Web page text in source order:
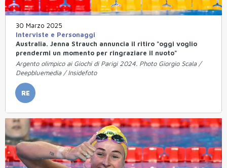
30 Marzo 2025
Interviste e Personaggi
Australia. Jenna Strauch annuncia il ritiro "oggi voglio
prendermi un momento per ringraziare il nuoto"
Argento olimpico ai Giochi di Parigi 2024. Photo Giorgio Scala /
Deepbluemedia / Insidefoto
RE